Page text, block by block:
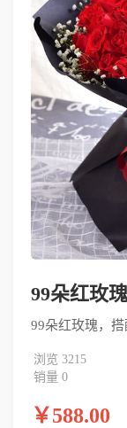
99朵红玫
99朵红玫瑰，
浏览 3215
销量 0
￥588.00